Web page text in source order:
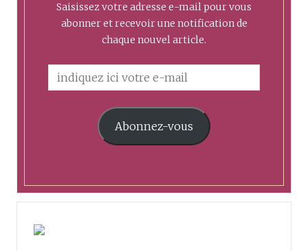
Saisissez votre adresse e-mail pour vous
abonner et recevoir une notification de
chaque nouvel article.
Abonnez-vous